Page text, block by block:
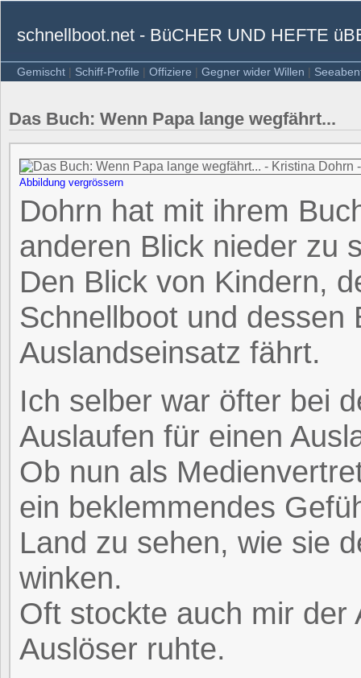
schnellboot.net - BüCHER UND HEFTE
Gemischt | Schiff-Profile | Offiziere | Gegner wider Willen |
Das Buch: Wenn Papa lange wegfährt...
Abbildung vergrössern
Dohrn hat mit ihrem
anderen Blick nieder zu
Den Blick von Kindern,
Schnellboot und dessen
Auslandseinsatz fährt.
Ich selber war öfter bei
Auslaufen für einen
Ob nun als
ein beklemmendes
Land zu sehen, wie sie
winken.
Oft stockte auch mir der
Auslöser ruhte.